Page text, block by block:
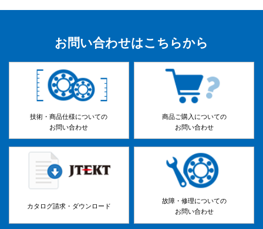
お問い合わせはこちらから
技術・商品仕様についての
お問い合わせ
商品ご購入についての
お問い合わせ
カタログ請求・ダウンロード
故障・修理についての
お問い合わせ